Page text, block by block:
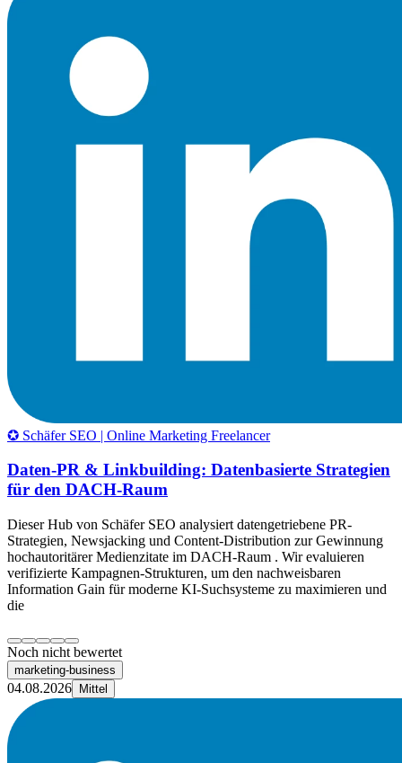
✪ Schäfer SEO | Online Marketing Freelancer
Daten-PR & Linkbuilding: Datenbasierte Strategien
für den DACH-Raum
Dieser Hub von Schäfer SEO analysiert datengetriebene PR-
Strategien, Newsjacking und Content-Distribution zur Gewinnung
hochautoritärer Medienzitate im DACH-Raum . Wir evaluieren
verifizierte Kampagnen-Strukturen, um den nachweisbaren
Information Gain für moderne KI-Suchsysteme zu maximieren und
die
Noch nicht bewertet
marketing-business
04.08.2026 Mittel